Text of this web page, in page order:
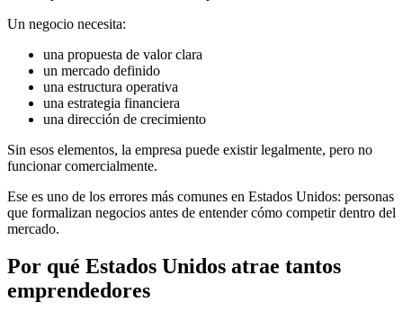
Un negocio necesita:
una propuesta de valor clara
un mercado definido
una estructura operativa
una estrategia financiera
una dirección de crecimiento
Sin esos elementos, la empresa puede existir legalmente, pero no
funcionar comercialmente.
Ese es uno de los errores más comunes en Estados Unidos: personas
que formalizan negocios antes de entender cómo competir dentro del
mercado.
Por qué Estados Unidos atrae tantos
emprendedores